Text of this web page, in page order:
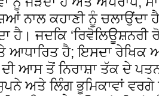
ਨਾਲ ਕਹਾਣੀ ਨੂੰ
ਹੈ। ਜਦਕਿ
ਆਧਾਰਿਤ ਹੈ; ਇਸਦਾ ਰੇਖਿਕ
ਆਸ ਤੋਂ ਨਿਰਾਸ਼ਾ ਤੱਕ ਦੇ ਪਤਨ
ਅਤੇ ਲਿੰਗ ਭੂਮਿਕਾਵਾਂ ਵਰਗੇ